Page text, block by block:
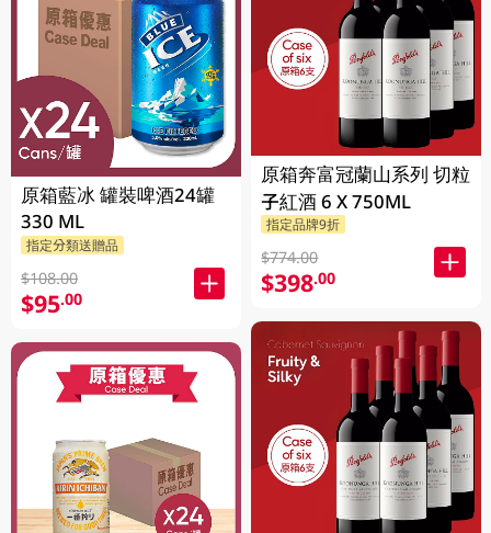
原箱藍冰 罐裝啤酒24罐
330 ML
指定分類送贈品
$108.00
$95.00
原箱奔富冠蘭山系列 切粒
子紅酒 6 X 750ML
指定品牌9折
$774.00
$398.00